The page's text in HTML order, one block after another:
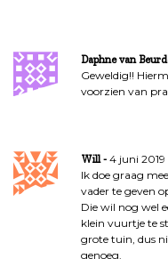
Daphne van
Geweldig!!
voorzien van
Will
4 juni 2019
Ik doe graag
vader te geven
Die wil nog wel
klein vuurtje te
grote tuin, dus
genoeg.